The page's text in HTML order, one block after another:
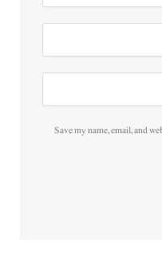
Save my name, email, and